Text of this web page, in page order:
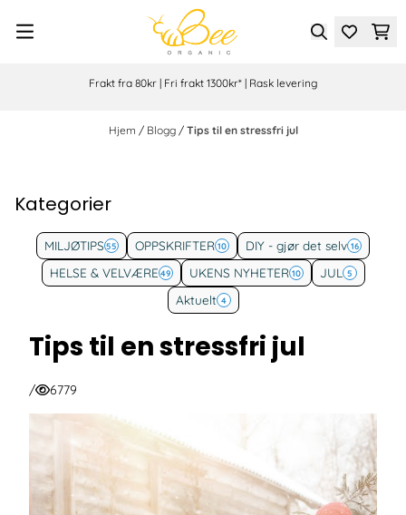
Frakt fra 80kr | Fri frakt 1300kr* | Rask levering
Hjem / Blogg / Tips til en stressfri jul
Kategorier
MILJØTIPS 55 OPPSKRIFTER 10 DIY - gjør det selv 16
HELSE & VELVÆRE 49 UKENS NYHETER 10 JUL 5
Aktuelt 4
Tips til en stressfri jul
/ 6779